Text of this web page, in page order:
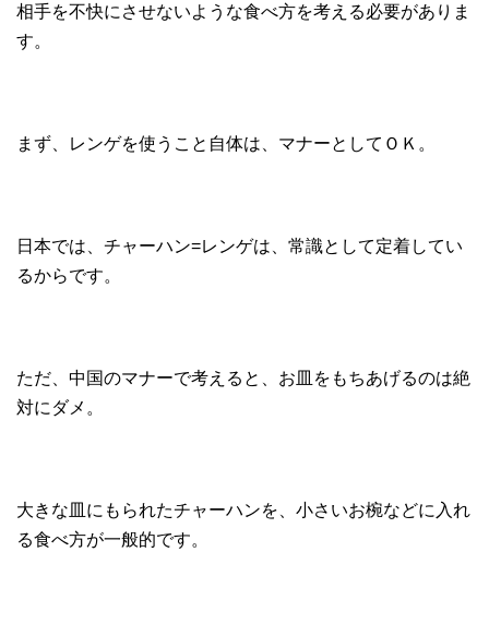
相手を不快にさせないような食べ方を考える必要がありま
す。
まず、レンゲを使うこと自体は、マナーとしてＯＫ。
日本では、チャーハン=レンゲは、常識として定着してい
るからです。
ただ、中国のマナーで考えると、お皿をもちあげるのは絶
対にダメ。
大きな皿にもられたチャーハンを、小さいお椀などに入れ
る食べ方が一般的です。